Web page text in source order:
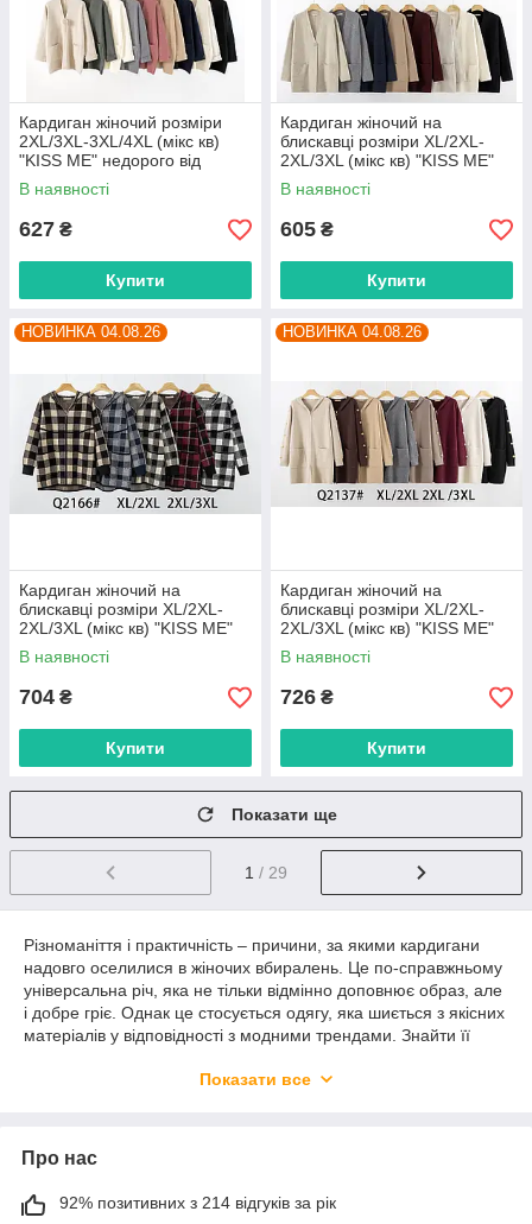
Кардиган жіночий розміри
2XL/3XL-3XL/4XL (мікс кв)
"KISS ME" недорого від
прямого постачальника
В наявності
627 ₴
Купити
Кардиган жіночий на
блискавці розміри XL/2XL-
2XL/3XL (мікс кв) "KISS ME"
недорого від прямого
постачальника
В наявності
605 ₴
Купити
НОВИНКА 04.08.26
Кардиган жіночий на
блискавці розміри XL/2XL-
2XL/3XL (мікс кв) "KISS ME"
недорого від прямого
постачальника
В наявності
704 ₴
Купити
НОВИНКА 04.08.26
Кардиган жіночий на
блискавці розміри XL/2XL-
2XL/3XL (мікс кв) "KISS ME"
недорого від прямого
постачальника
В наявності
726 ₴
Купити
Показати ще
1 / 29
Різноманіття і практичність – причини, за якими кардигани
надовго оселилися в жіночих вбиралень. Це по-справжньому
універсальна річ, яка не тільки відмінно доповнює образ, але
і добре гріє. Однак це стосується одягу, яка шиється з якісних
матеріалів у відповідності з модними трендами. Знайти її
зібрано величезний асортимент жіночого і
жіночих кардиганів, які можна носити влітку або в прохолодну
Показати все
Про нас
92% позитивних з 214 відгуків за рік